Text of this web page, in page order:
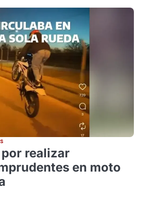
realizar
en moto